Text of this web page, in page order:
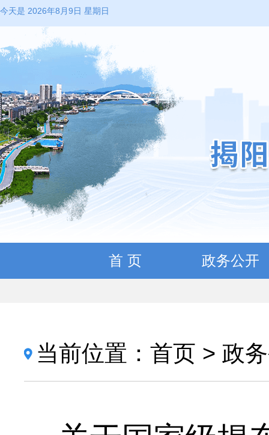
今天是 2026年8月9日 星期日
首 页 政务公开
当前位置： 首页 > 政